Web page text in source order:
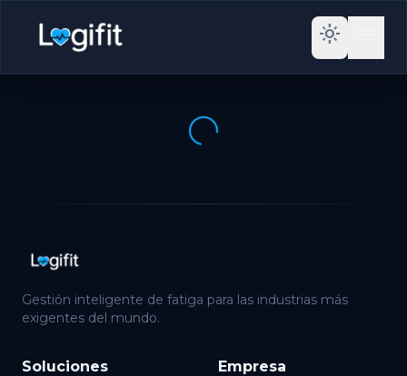
light_mode
Gestión inteligente de fatiga para las industrias más
exigentes del mundo.
Soluciones Empresa